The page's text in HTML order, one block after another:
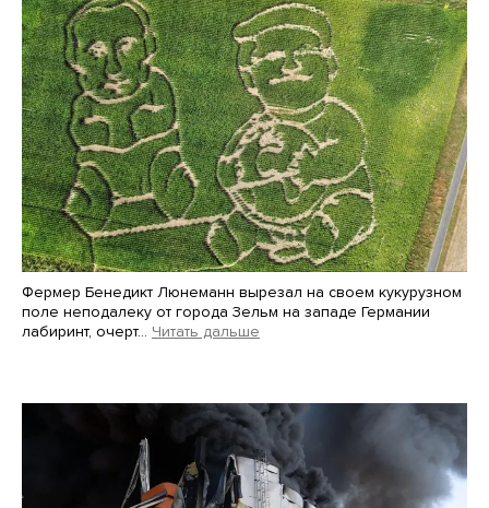
Фермер Бенедикт Люнеманн вырезал на своем кукурузном
поле неподалеку от города Зельм на западе Германии
лабиринт, очерт… Читать дальше